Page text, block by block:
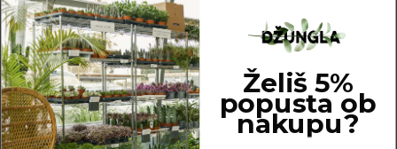
Pogoste težave
Gnitje:če si opazil_a gnitje mojih listov in/ali
korenin, si me po vsej verjetnosti prekomerno
zalil_a, ali pa me nisi zalival_a z namakanjem.
Prosim, da porežeš vse gnile korenine in liste ter
me premestiš v popolnoma svežo in zračno
Želiš 5%
popusta ob
nakupu?